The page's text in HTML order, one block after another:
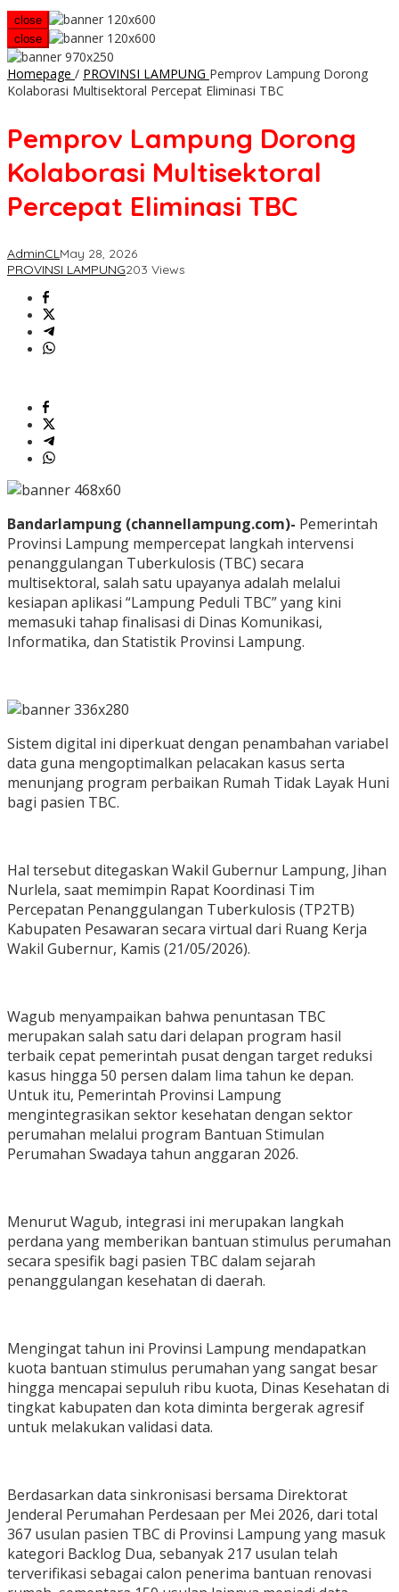
close
close
Homepage / PROVINSI LAMPUNG Pemprov Lampung Dorong
Kolaborasi Multisektoral Percepat Eliminasi TBC
Pemprov Lampung Dorong
Kolaborasi Multisektoral
Percepat Eliminasi TBC
AdminCLMay 28, 2026
PROVINSI LAMPUNG203 Views
Bandarlampung (channellampung.com)- Pemerintah
Provinsi Lampung mempercepat langkah intervensi
penanggulangan Tuberkulosis (TBC) secara
multisektoral, salah satu upayanya adalah melalui
kesiapan aplikasi “Lampung Peduli TBC” yang kini
memasuki tahap finalisasi di Dinas Komunikasi,
Informatika, dan Statistik Provinsi Lampung.
Sistem digital ini diperkuat dengan penambahan variabel
data guna mengoptimalkan pelacakan kasus serta
menunjang program perbaikan Rumah Tidak Layak Huni
bagi pasien TBC.
Hal tersebut ditegaskan Wakil Gubernur Lampung, Jihan
Nurlela, saat memimpin Rapat Koordinasi Tim
Percepatan Penanggulangan Tuberkulosis (TP2TB)
Kabupaten Pesawaran secara virtual dari Ruang Kerja
Wakil Gubernur, Kamis (21/05/2026).
Wagub menyampaikan bahwa penuntasan TBC
merupakan salah satu dari delapan program hasil
terbaik cepat pemerintah pusat dengan target reduksi
kasus hingga 50 persen dalam lima tahun ke depan.
Untuk itu, Pemerintah Provinsi Lampung
mengintegrasikan sektor kesehatan dengan sektor
perumahan melalui program Bantuan Stimulan
Perumahan Swadaya tahun anggaran 2026.
Menurut Wagub, integrasi ini merupakan langkah
perdana yang memberikan bantuan stimulus perumahan
secara spesifik bagi pasien TBC dalam sejarah
penanggulangan kesehatan di daerah.
Mengingat tahun ini Provinsi Lampung mendapatkan
kuota bantuan stimulus perumahan yang sangat besar
hingga mencapai sepuluh ribu kuota, Dinas Kesehatan di
tingkat kabupaten dan kota diminta bergerak agresif
untuk melakukan validasi data.
Berdasarkan data sinkronisasi bersama Direktorat
Jenderal Perumahan Perdesaan per Mei 2026, dari total
367 usulan pasien TBC di Provinsi Lampung yang masuk
kategori Backlog Dua, sebanyak 217 usulan telah
terverifikasi sebagai calon penerima bantuan renovasi